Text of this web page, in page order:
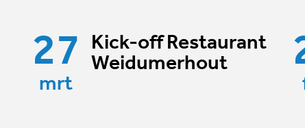
27
mrt
Kick-off Restaurant
Weidumerhout